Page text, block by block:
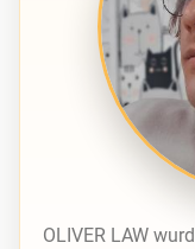
OLIVER LAW